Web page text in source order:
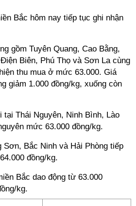
Bắc hôm nay tiếp tục ghi nhận
gồm Tuyên Quang, Cao Bằng,
Biên, Phú Thọ và Sơn La cùng
thu mua ở mức 63.000. Giá
giảm 1.000 đồng/kg, xuống còn
tại Thái Nguyên, Ninh Bình, Lào
mức 63.000 đồng/kg.
Sơn, Bắc Ninh và Hải Phòng tiếp
đồng/kg.
Bắc dao động từ 63.000
kg.